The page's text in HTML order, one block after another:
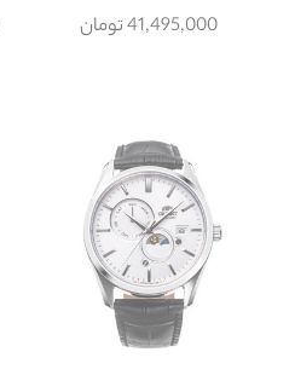
41,495,000 تومان